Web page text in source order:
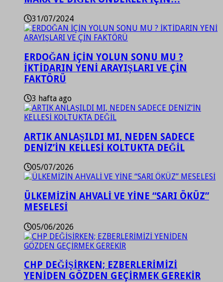
31/07/2024
ERDOĞAN İÇİN YOLUN SONU MU ?
İKTİDARIN YENİ ARAYIŞLARI VE ÇİN
FAKTÖRÜ
3 hafta ago
ARTIK ANLAŞILDI MI, NEDEN SADECE
DENİZ’İN KELLESİ KOLTUKTA DEĞİL
05/07/2026
ÜLKEMİZİN AHVALİ VE YİNE “SARI ÖKÜZ”
MESELESİ
05/06/2026
CHP DEĞİŞİRKEN; EZBERLERİMİZİ
YENİDEN GÖZDEN GEÇİRMEK GEREKİR